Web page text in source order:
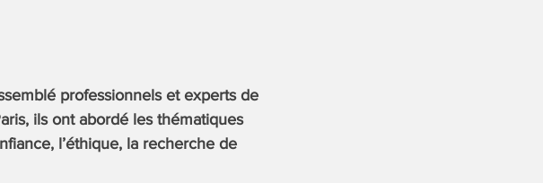
professionnels et experts de
ils ont abordé les thématiques
l’éthique, la recherche de